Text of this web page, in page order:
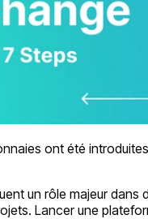
ont été
un rôle majeur
Lancer une